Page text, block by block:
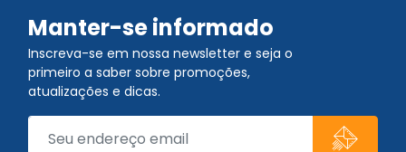
Manter-se informado
Inscreva-se em nossa newsletter e seja o
primeiro a saber sobre promoções,
atualizações e dicas.